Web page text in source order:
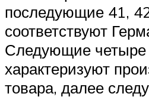
последующие 41,
соответствуют
Следующие
характеризуют
товара, далее